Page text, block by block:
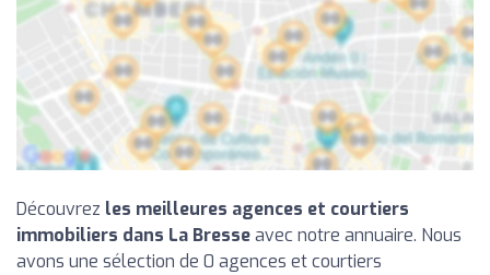
Découvrez les meilleures agences et courtiers
immobiliers dans La Bresseavec notre annuaire. Nous
avons une sélection de 0 agences et courtiers